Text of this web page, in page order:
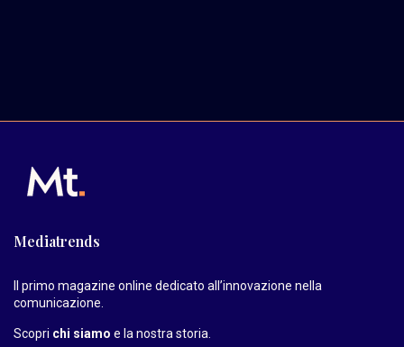
Mediatrends
Il primo magazine online dedicato all’innovazione nella
comunicazione.
Scopri chi siamo e la nostra storia.